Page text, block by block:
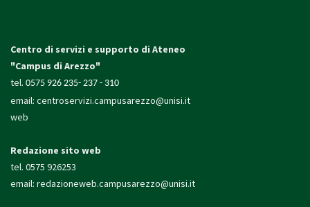
Centro di servizi e supporto di Ateneo
"Campus di Arezzo"
tel. 0575 926 235- 237 - 310
email: centroservizi.campusarezzo@unisi.it
web
Redazione sito web
tel. 0575 926253
email: redazioneweb.campusarezzo@unisi.it